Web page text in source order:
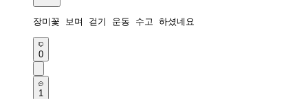
장미꽃 보며 걷기 운동 수고 하셨네요
0
1